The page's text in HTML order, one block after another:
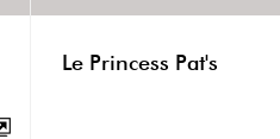
Le Princess Pat's